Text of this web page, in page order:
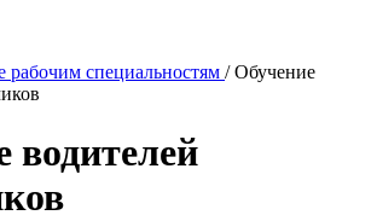
рабочим специальностям /Обучение
водителей